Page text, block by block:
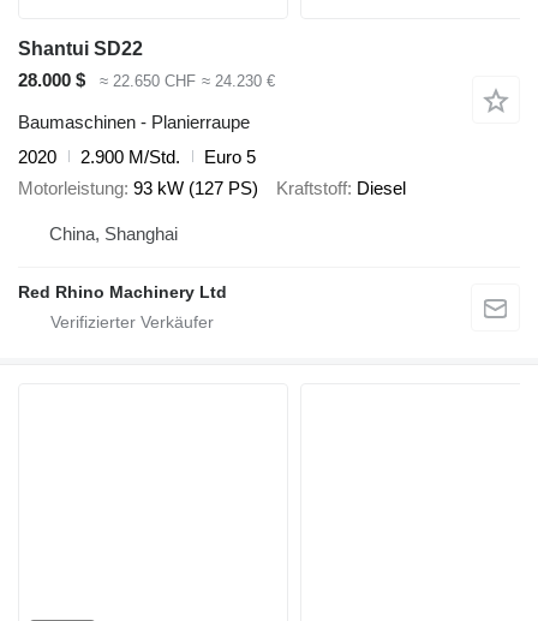
Shantui SD22
28.000 $
≈ 22.650 CHF ≈ 24.230 €
Baumaschinen - Planierraupe
2020
2.900 M/Std.
Euro 5
Motorleistung 93 kW (127 PS) Kraftstoff Diesel
China, Shanghai
Red Rhino Machinery Ltd